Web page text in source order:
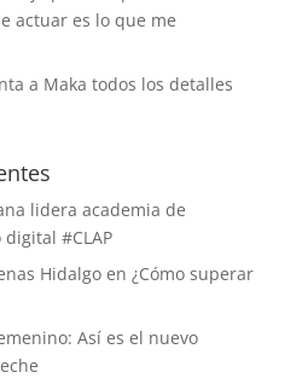
actuar es lo que me
a Maka todos los detalles
lidera academia de
#CLAP
Hidalgoen ¿Cómo superar
Así es el nuevo